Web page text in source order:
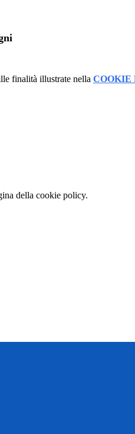
finalità illustrate nella COOKIE
della cookie policy.